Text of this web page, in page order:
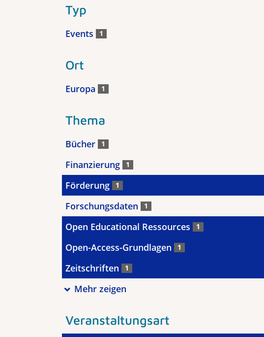
Typ
Events 1
Ort
Europa 1
Thema
Bücher 1
Finanzierung 1
Förderung 1
Forschungsdaten 1
Open Educational Ressources 1
Open-Access-Grundlagen 1
Zeitschriften 1
Mehr zeigen
Veranstaltungsart